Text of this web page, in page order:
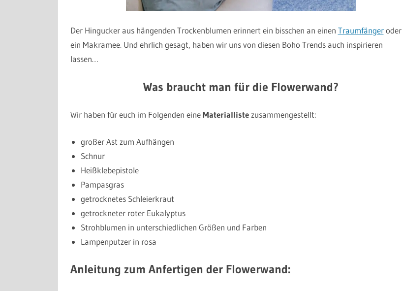
Der Hingucker aus hängenden Trockenblumen erinnert ein bisschen an einen Traumfängeroder
ein Makramee. Und ehrlich gesagt, haben wir uns von diesen Boho Trends auch inspirieren
lassen…
Was braucht man für die Flowerwand?
Wir haben für euch im Folgenden eineMateriallistezusammengestellt:
großer Ast zum Aufhängen
Schnur
Heißklebepistole
Pampasgras
getrocknetes Schleierkraut
getrockneter roter Eukalyptus
Strohblumen in unterschiedlichen Größen und Farben
Lampenputzer in rosa
Anleitung zum Anfertigen der Flowerwand: